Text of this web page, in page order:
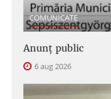
COMUNICATE
Anunţ public
6 aug 2026